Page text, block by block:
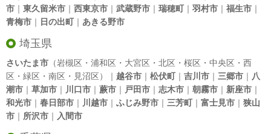
市 ｜ 東久留米市 ｜ 西東京市 ｜ 武蔵野市 ｜ 瑞穂町｜ 羽村市 ｜ 福生市 ｜
青梅市 ｜ 日の出町｜ あきる野市
埼玉県
さいたま市 （岩槻区・浦和区・大宮区・北区・桜区・中央区・西
区・緑区・南区・見沼区）｜ 越谷市 ｜ 松伏町｜ 吉川市 ｜ 三郷市 ｜ 八
潮市 ｜ 草加市 ｜ 川口市 ｜ 蕨市 ｜ 戸田市 ｜ 志木市 ｜ 朝霧市 ｜ 新座市 ｜
和光市 ｜ 春日部市 ｜ 川越市 ｜ ふじみ野市 ｜ 三芳町｜ 富士見市 ｜ 狭山
市 ｜ 所沢市 ｜ 入間市